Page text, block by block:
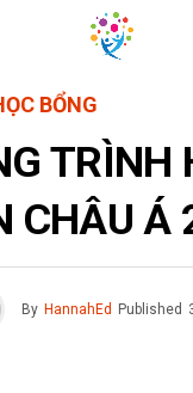
BỔNG
TRÌNH
CHÂU Á
By HannahEd Published